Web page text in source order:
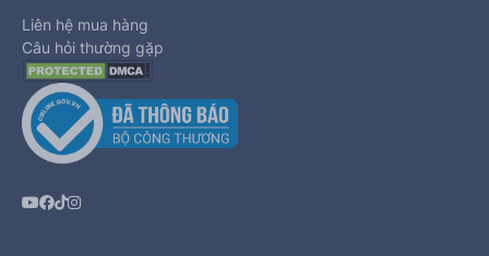
Liên hệ mua hàng
Câu hỏi thường gặp